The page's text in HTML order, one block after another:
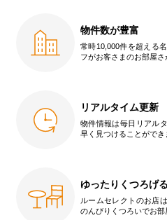
物件数が豊富
常時10,000件を超える
フがお客さまのお部屋さ
リアルタイム更新
物件情報は毎日リアル
早く見つけることができ
ゆったりくつろげ
ルームセレクトのお店
のんびりくつろいでお部